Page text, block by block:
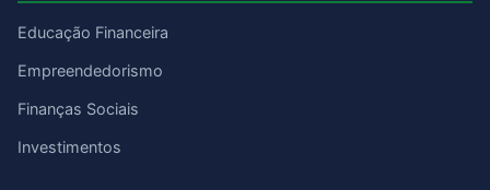
Educação Financeira
Empreendedorismo
Finanças Sociais
Investimentos